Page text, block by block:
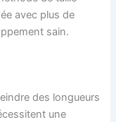
avec plus de
sain.
des longueurs
une